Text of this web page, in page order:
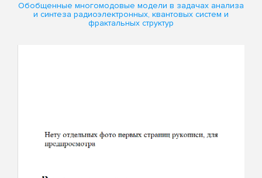
Обобщенные многомодовые модели в задачах анализа
и синтеза радиоэлектронных, квантовых систем и
фрактальных структур